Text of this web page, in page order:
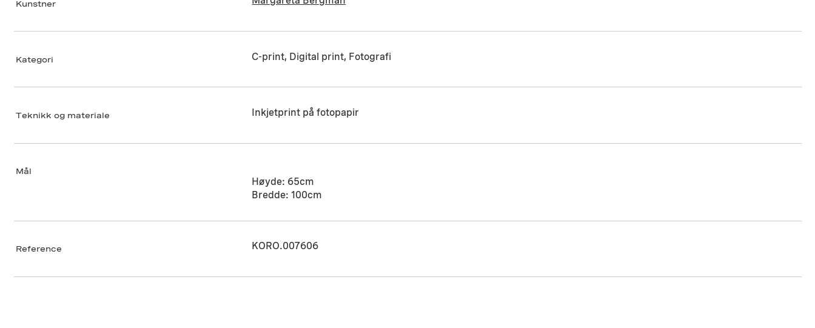
Kunstner
Kategori C-print, Digital print, Fotografi
Teknikk og materiale Inkjetprint på fotopapir
Mål
Høyde: 65cm
Bredde: 100cm
Reference KORO.007606